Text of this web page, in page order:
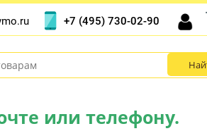
или телефону.
+7 (495) 730-02-90